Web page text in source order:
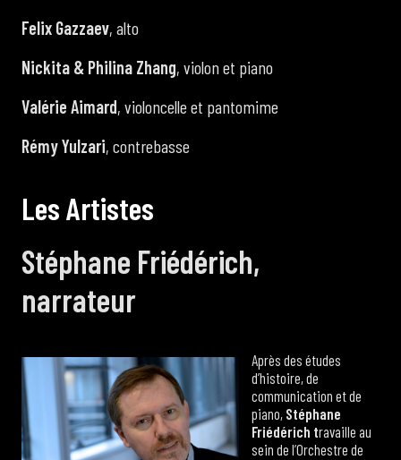
Felix Gazzaev, alto
Nickita & Philina Zhang, violon et piano
Valérie Aimard, violoncelle et pantomime
Rémy Yulzari, contrebasse
LesArtistes
Stéphane Friédérich,
narrateur
Après des études
d’histoire, de
communication et de
piano, Stéphane
Friédérich travaille au
sein de l’Orchestre de